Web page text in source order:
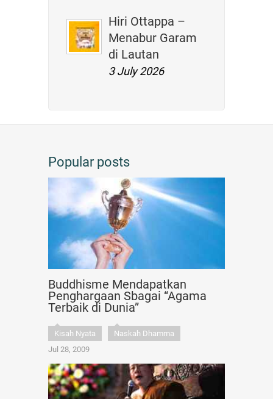
Hiri Ottappa –
Menabur Garam
di Lautan
3 July 2026
Popular posts
Buddhisme Mendapatkan
Penghargaan Sbagai “Agama
Terbaik di Dunia”
Kisah Nyata
Naskah Dhamma
Jul 28, 2009